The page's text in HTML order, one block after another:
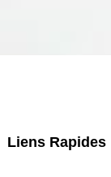
Liens Rapides